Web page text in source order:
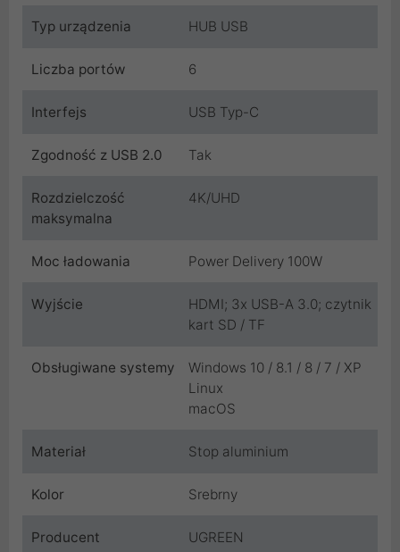
Typ urządzenia HUB USB
Liczba portów 6
Interfejs USB Typ-C
Zgodność z USB 2.0 Tak
Rozdzielczość
maksymalna
4K/UHD
Moc ładowania Power Delivery 100W
Wyjście
HDMI; 3x USB-A 3.0; czytnik
kart SD / TF
Obsługiwane systemy
Windows 10 / 8.1 / 8 / 7 / XP
Linux
macOS
Materiał Stop aluminium
Kolor Srebrny
Producent UGREEN